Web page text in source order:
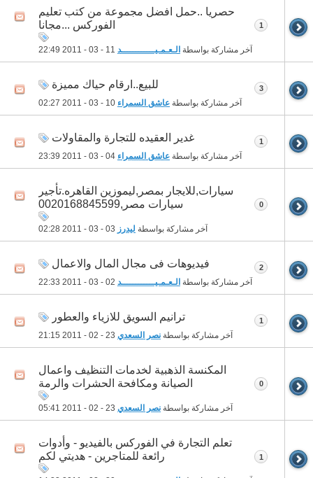
حصريا ..حمل افضل مجموعة من كتب تعليم
الفوركس ...مجانا
آخر مشاركة بواسطة الـعـمـيــــــــــــد 22:49
1
للبيع..ارقام حياك مميزة
آخر مشاركة بواسطة عاشق السمراء 02:27
3
غدير العقيده للتجارة والمقاولات
آخر مشاركة بواسطة عاشق السمراء 23:39
1
سيارات,للايجار بمصر,ليموزين القاهره.تأجير
سيارات مصر,0020168845599
آخر مشاركة بواسطة ليدرز 02:28
0
فيديوهات فى مجال المال والاعمال
آخر مشاركة بواسطة الـعـمـيــــــــــــد 22:33
2
ترانيم السويق للازياء والعطور
آخر مشاركة بواسطة نصر السعدي 21:15
1
المكنسة الذهبية لخدمات التنظيف واعمال
الصيانة ومكافحة الحشرات والرمة
آخر مشاركة بواسطة نصر السعدي 05:41
0
تعلم التجارة في الفوركس بالفيديو - وأدوات
رائعة للمتاجرين - هديتي لكم
1